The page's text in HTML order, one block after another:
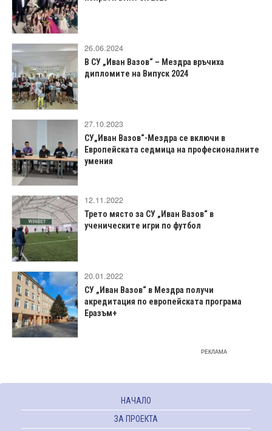
26.06.2024
В СУ „Иван Вазов“ – Мездра връчиха
дипломите на Випуск 2024
27.10.2023
СУ„Иван Вазов“-Мездра се включи в
Европейската седмица на професионалните
умения
12.11.2022
Трето място за СУ „Иван Вазов“ в
ученическите игри по футбол
20.01.2022
СУ „Иван Вазов“ в Мездра получи
акредитация по европейската програма
Еразъм+
РЕКЛАМА
НАЧАЛО
ЗА ПРОЕКТА